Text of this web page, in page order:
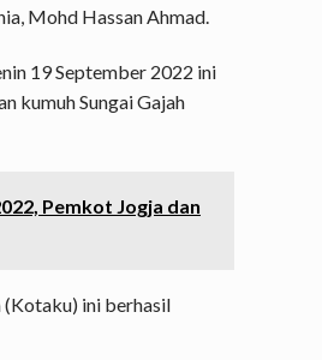
Mohd Hassan Ahmad.
19 September 2022 ini
kumuh Sungai Gajah
Pemkot Jogja dan
(Kotaku) ini berhasil